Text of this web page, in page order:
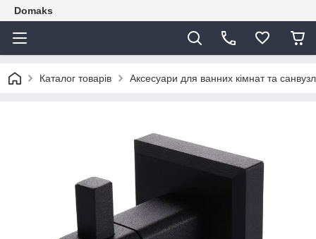
Domaks
Каталог товарів Аксесуари для ванних кімнат та